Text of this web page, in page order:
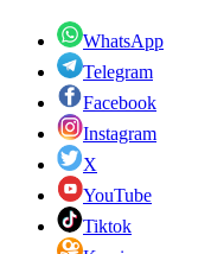
WhatsApp
Telegram
Facebook
Instagram
X
YouTube
Tiktok